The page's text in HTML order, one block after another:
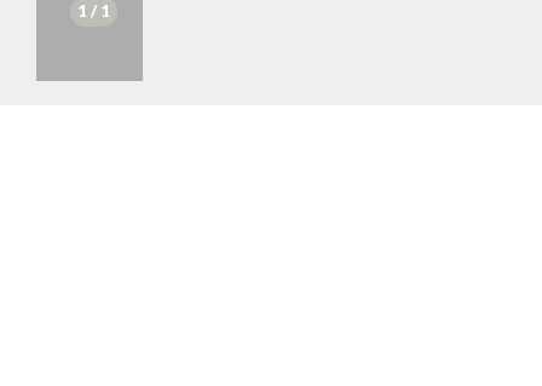
1 / 1